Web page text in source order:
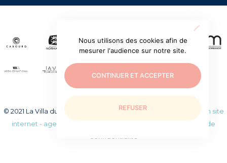
© 2021 La Villa du temps retrouvé. Tous droits réservés.
Création site
internet - agence web WEEZY
Politique de
Nous utilisons des cookies afin de
mesurer l'audience sur notre site.
CONTINUER ET ACCEPTER
REFUSER